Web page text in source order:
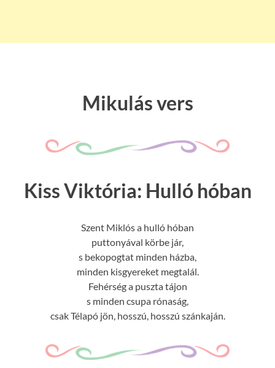
Mikulás vers
Kiss Viktória: Hulló hóban
Szent Miklós a hulló hóban
puttonyával körbe jár,
s bekopogtat minden házba,
minden kisgyereket megtalál.
Fehérség a puszta tájon
s minden csupa rónaság,
csak Télapó jön, hosszú, hosszú szánkaján.